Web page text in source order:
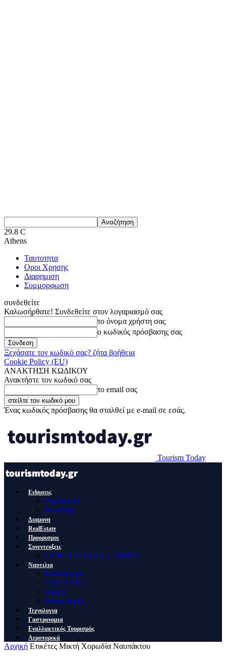
29.8 C
Athens
Ταυτοτητα
Οροι Χρησης
Διαφημιση
Συμμορφωση
συνδεθείτε
Καλωσήρθατε! Συνδεθείτε στον λογαριασμό σας
το όνομα χρήστη σας
ο κωδικός πρόσβασης σας
Ξεχάσατε τον κωδικό σας? ζήτα βοήθεια
Cookie Policy (EU)
ΑΝΑΚΤΗΣΗ ΚΩΔΙΚΟΥ
Ανακτήστε τον κωδικό σας
το email σας
Ένας κωδικός πρόσβασης θα σταλθεί με e-mail σε εσάς.
Tourism Today
Ειδησεις
Οικονομια
Πολιτικη
Διαμονη
RealEstate
Προορισμοι
Συνεντευξεις
ΣΥΝΕΝΤΕΥΞΕΙΣ – ΑΡΘΡΑ
Ναυτιλια
Κρουαζιερα
YACHTING
Λιμανι
Ποντοπορος
Τεχνολογια
Γαστρονομια
Εναλλακτικός Τουρισμός
Αεροπορικά
Αρχική Ετικέτες Μικτή Χορωδία Ναυπάκτου